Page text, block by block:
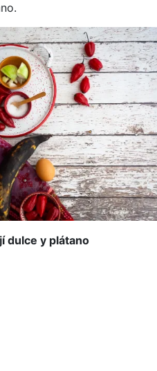
dulce y plátano